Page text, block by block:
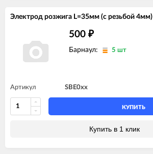
Электрод розжига L=35мм (с резьбой 4мм)
500 ₽
Барнаул: 5 шт
Артикул SBE0xx
КУПИТЬ
Купить в 1 клик